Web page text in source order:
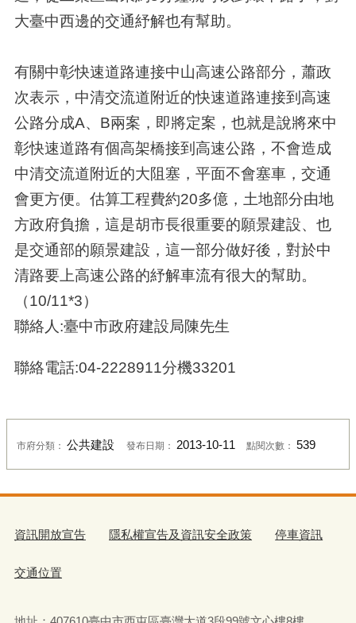
大臺中西邊的交通紓解也有幫助。
有關中彰快速道路連接中山高速公路部分，蕭政
次表示，中清交流道附近的快速道路連接到高速
公路分成A、B兩案，即將定案，也就是說將來中
彰快速道路有個高架橋接到高速公路，不會造成
中清交流道附近的大阻塞，平面不會塞車，交通
會更方便。估算工程費約20多億，土地部分由地
方政府負擔，這是胡市長很重要的願景建設、也
是交通部的願景建設，這一部分做好後，對於中
清路要上高速公路的紓解車流有很大的幫助。
（10/11*3）
聯絡人:臺中市政府建設局陳先生
聯絡電話:04-2228911分機33201
市府分類： 公共建設 發布日期： 2013-10-11 點閱次數：539
資訊開放宣告 隱私權宣告及資訊安全政策 停車資訊
交通位置